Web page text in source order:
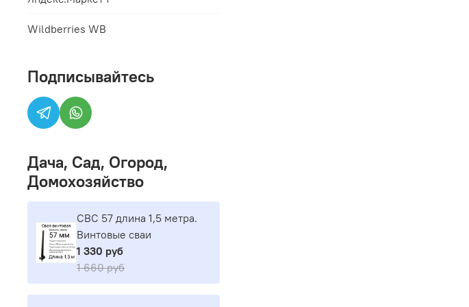
Wildberries WB
Подписывайтесь
Дача, Сад, Огород,
Домохозяйство
СВС 57 длина 1,5 метра.
Винтовые сваи
1 330 руб
1 660 руб